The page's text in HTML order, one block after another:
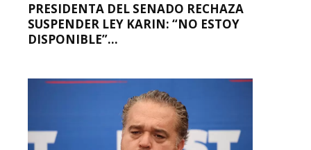
PRESIDENTA DEL SENADO RECHAZA
SUSPENDER LEY KARIN: “NO ESTOY
DISPONIBLE”...